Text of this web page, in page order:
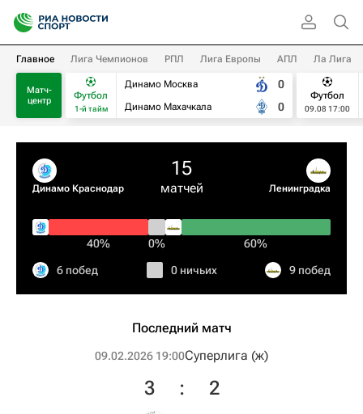
Главное Лига Чемпионов РПЛ Лига Европы АПЛ Ла Лига
Матч-
центр
Футбол
1-й тайм
Динамо Москва
Динамо Махачкала
0
0
Футбол
09.08 17:00
Динамо Краснодар
15
матчей Ленинградка
40% 0% 60%
6 побед 0 ничьих 9 побед
Последний матч
09.02.2026 19:00Суперлига (ж)
3 : 2